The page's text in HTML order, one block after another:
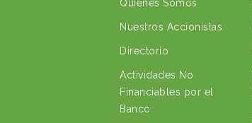
Quiénes Somos
Nuestros Accionistas
Directorio
Actividades No
Financiables por el
Banco